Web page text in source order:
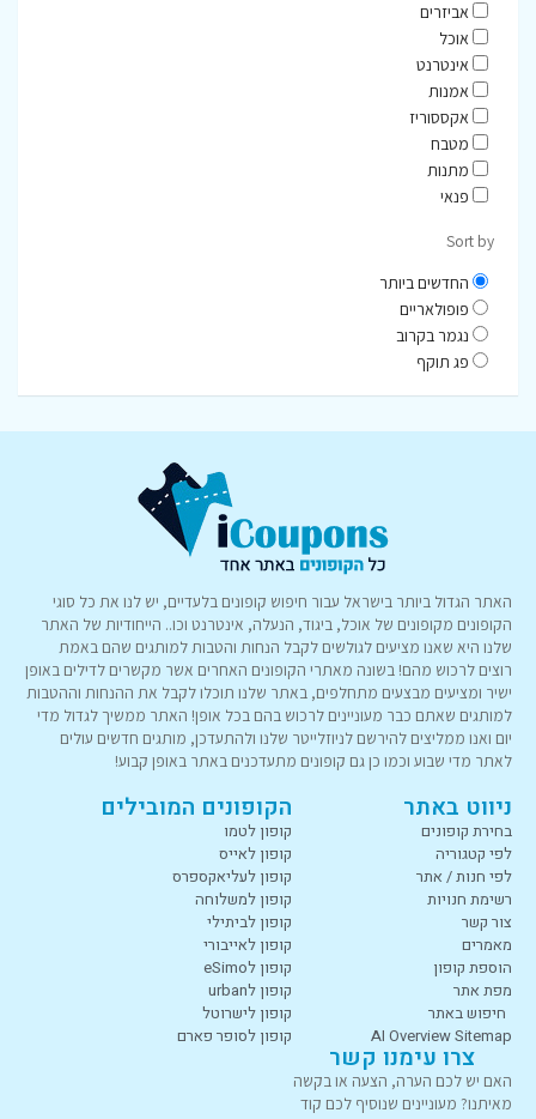
אביזרים
אוכל
אינטרנט
אמנות
אקססוריז
מטבח
מתנות
פנאי
Sort by
החדשים ביותר
פופולאריים
נגמר בקרוב
פג תוקף
האתר הגדול ביותר בישראל עבור חיפוש קופונים בלעדיים, יש לנו את כל סוגי
הקופונים מקופונים של אוכל, ביגוד, הנעלה, אינטרנט וכו.. הייחודיות של האתר
שלנו היא שאנו מציעים לגולשים לקבל הנחות והטבות למותגים שהם באמת
רוצים לרכוש מהם! בשונה מאתרי הקופונים האחרים אשר מקשרים לדילים באופן
ישיר ומציעים מבצעים מתחלפים, באתר שלנו תוכלו לקבל את ההנחות וההטבות
למותגים שאתם כבר מעוניינים לרכוש בהם בכל אופן! האתר ממשיך לגדול מדי
יום ואנו ממליצים להירשם לניוזלייטר שלנו ולהתעדכן, מותגים חדשים עולים
לאתר מדי שבוע וכמו כן גם קופונים מתעדכנים באתר באופן קבוע!
ניווט באתר
בחירת קופונים
לפי קטגוריה
לפי חנות / אתר
רשימת חנויות
צור קשר
מאמרים
הוספת קופון
מפת אתר
חיפוש באתר
AI Overview Sitemap
הקופונים המובילים
קופון לטמו
קופון לאייס
קופון לעליאקספרס
קופון למשלוחה
קופון לביתילי
קופון לאייבורי
קופון לeSimo
קופון לurban
קופון לישרוטל
קופון לסופר פארם
צרו עימנו קשר
האם יש לכם הערה, הצעה או בקשה
מאיתנו? מעוניינים שנוסיף לכם קוד